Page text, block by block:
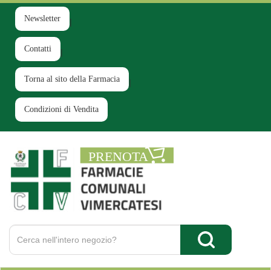
Passa
contenuto
principale
Newsletter
Contatti
Torna al sito della Farmacia
Condizioni di Vendita
Farmacia
Comunale
Cerca
Prodotto
Cerca Prodotto